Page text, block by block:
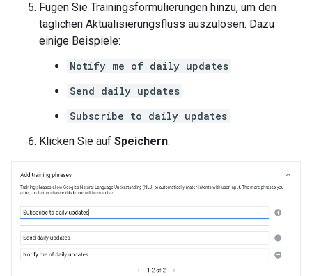
Fügen Sie Trainingsformulierungen hinzu, um den
täglichen Aktualisierungsfluss auszulösen. Dazu
einige Beispiele:
Notify me of daily updates
Send daily updates
Subscribe to daily updates
Klicken Sie auf Speichern.